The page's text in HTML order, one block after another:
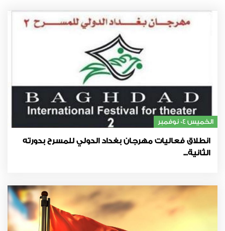
الخميس 04 نوفمبر
انطلاق فعاليات مهرجان بغداد الدولي للمسرح بدورته
الثانية...